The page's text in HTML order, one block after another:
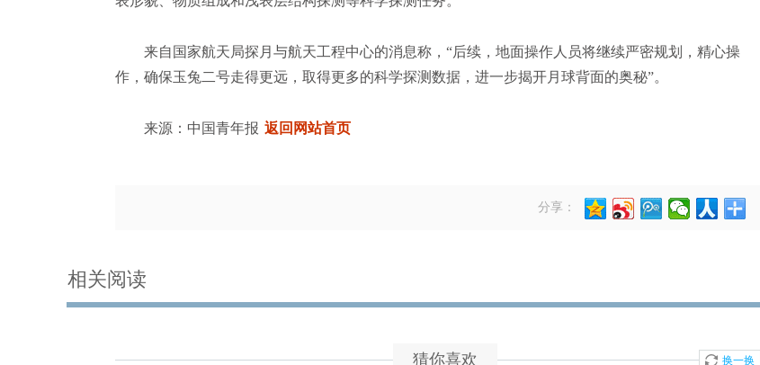
来自国家航天局探月与航天工程中心的消息称，“后续，地面操作人员将继续严密规划，精心操
作，确保玉兔二号走得更远，取得更多的科学探测数据，进一步揭开月球背面的奥秘”。
来源：中国青年报 返回网站首页
分享：
相关阅读
猜你喜欢 换一换